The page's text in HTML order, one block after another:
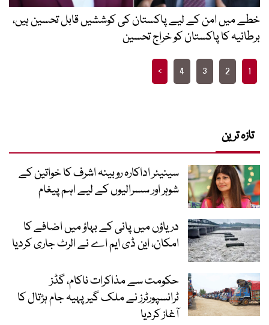
خطے میں امن کے لیے پاکستان کی کوششیں قابل تحسین ہیں،
برطانیہ کا پاکستان کو خراج تحسین
Posts
pagination
1
2
3
4
>
تازہ ترین
سینیئر اداکارہ روبینہ اشرف کا خواتین کے
شوہر اور سسرالیوں کے لیے اہم پیغام
دریاؤں میں پانی کے بہاؤ میں اضافے کا
امکان، این ڈی ایم اے نے الرٹ جاری کردیا
حکومت سے مذاکرات ناکام، گڈز
ٹرانسپورٹرز نے ملک گیر پہیہ جام ہڑتال کا
آغاز کردیا